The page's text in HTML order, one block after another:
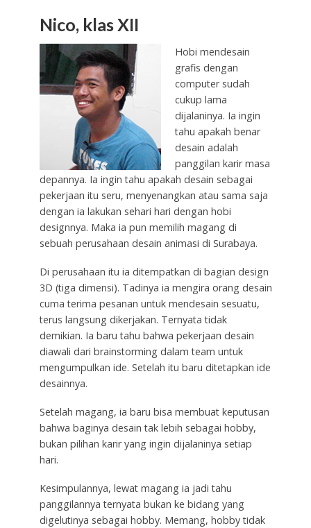
Nico, klas XII
Hobi mendesain
grafis dengan
computer sudah
cukup lama
dijalaninya. Ia ingin
tahu apakah benar
desain adalah
panggilan karir masa
depannya. Ia ingin tahu apakah desain sebagai
pekerjaan itu seru, menyenangkan atau sama saja
dengan ia lakukan sehari hari dengan hobi
designnya. Maka ia pun memilih magang di
sebuah perusahaan desain animasi di Surabaya.
Di perusahaan itu ia ditempatkan di bagian design
3D (tiga dimensi). Tadinya ia mengira orang desain
cuma terima pesanan untuk mendesain sesuatu,
terus langsung dikerjakan. Ternyata tidak
demikian. Ia baru tahu bahwa pekerjaan desain
diawali dari brainstorming dalam team untuk
mengumpulkan ide. Setelah itu baru ditetapkan ide
desainnya.
Setelah magang, ia baru bisa membuat keputusan
bahwa baginya desain tak lebih sebagai hobby,
bukan pilihan karir yang ingin dijalaninya setiap
hari.
Kesimpulannya, lewat magang ia jadi tahu
panggilannya ternyata bukan ke bidang yang
digelutinya sebagai hobby. Memang, hobby tidak